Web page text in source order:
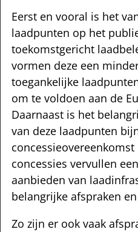
Eerst en vooral is het
laadpunten op het
toekomstgericht
vormen deze een
toegankelijke
om te voldoen aan de
Daarnaast is het
van deze laadpunten
concessies vervullen
aanbieden van
belangrijke afspraken
Zo zijn er ook vaak